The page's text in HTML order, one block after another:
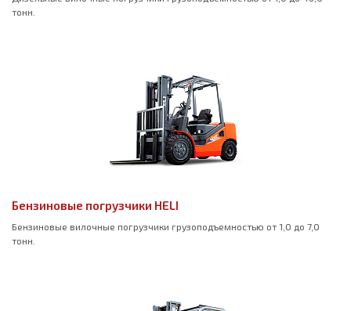
тонн.
Бензиновые погрузчики HELI
Бензиновые вилочные погрузчики грузоподъемностью от 1,0 до 7,0
тонн.